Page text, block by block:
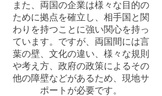
また、両国の企業は様々な目的の
ために拠点を確立し、相手国と関
わりを持つことに強い関心を持っ
ています。ですが、両国間には言
葉の壁、文化の違い、様々な規則
や考え方、政府の政策によるその
他の障壁などがあるため、現地サ
ポートが必要です。